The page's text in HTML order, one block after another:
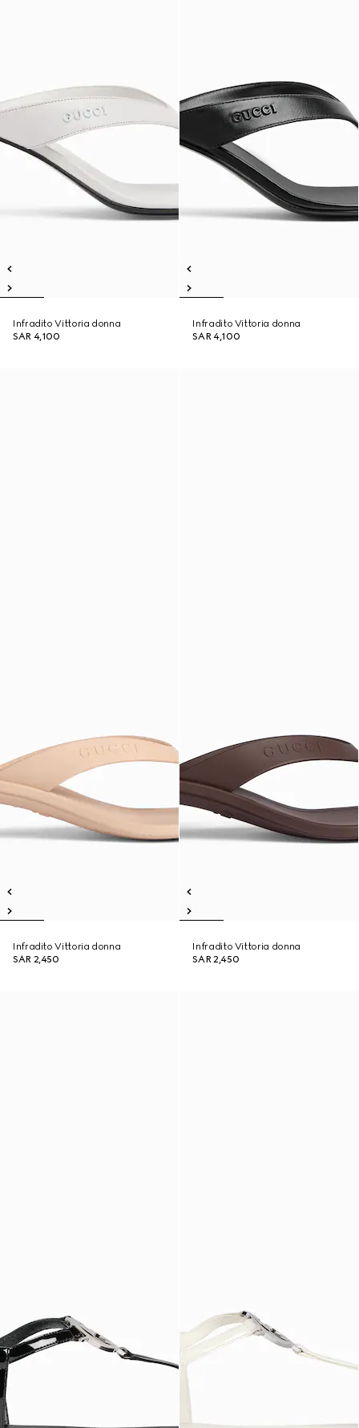
Infradito Vittoria donna
SAR 4,100
Infradito Vittoria donna
SAR 4,100
Infradito Vittoria donna
SAR 2,450
Infradito Vittoria donna
SAR 2,450